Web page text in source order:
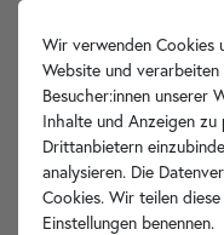
Produktdetails
Artikelbeschreibung
Hersteller-Info
Wir verwenden Cookies
Website und
Besucher:innen unserer
Inhalte und Anzeigen zu
Drittanbietern
analysieren. Die
Cookies. Wir teilen
Einstellungen benennen.